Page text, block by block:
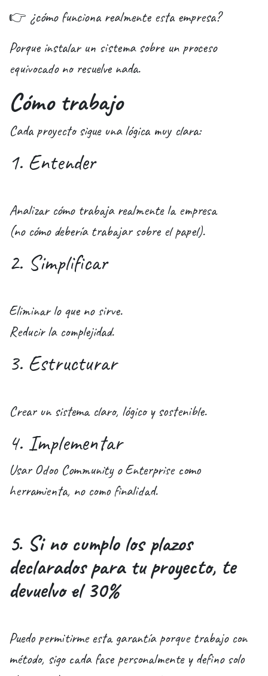
👉 ¿cómo funciona realmente esta empresa?
Porque instalar un sistema sobre un proceso
equivocado no resuelve nada.
Cómo trabajo
Cada proyecto sigue una lógica muy clara:
1. Entender
Analizar cómo trabaja realmente la empresa
(no cómo debería trabajar sobre el papel).
2. Simplificar
Eliminar lo que no sirve.
Reducir la complejidad.
3. Estructurar
Crear un sistema claro, lógico y sostenible.
4. Implementar
Usar Odoo Community o Enterprise como
herramienta, no como finalidad.
5. Si no cumplo los plazos
declarados para tu proyecto, te
devuelvo el 30%
Puedo permitirme esta garantía porque trabajo con
método, sigo cada fase personalmente y defino solo